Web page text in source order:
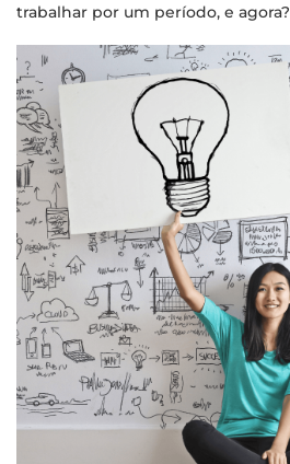
trabalhar por um período, e agora?